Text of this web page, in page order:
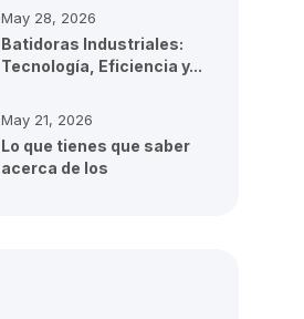
May 28, 2026
Batidoras Industriales:
Tecnología, Eficiencia y...
May 21, 2026
Lo que tienes que saber
acerca de los